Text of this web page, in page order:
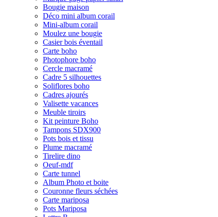
Bougie maison
Déco mini album corail
Mini-album corail
Moulez une bougie
Casier bois éventail
Carte boho
Photophore boho
Cercle macramé
Cadre 5 silhouettes
Soliflores boho
Cadres ajourés
Valisette vacances
Meuble tiroirs
Kit peinture Boho
Tampons SDX900
Pots bois et tissu
Plume macramé
Tirelire dino
Oeuf-mdf
Carte tunnel
Album Photo et boite
Couronne fleurs séchées
Carte mariposa
Pots Mariposa